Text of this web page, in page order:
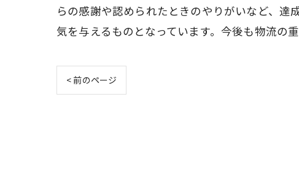
らの感謝や認められたときのやりがいなど、
気を与えるものとなっています。今後も物流の
< 前のページ